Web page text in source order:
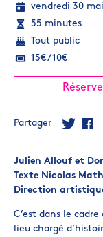
vendredi 30
55 minutes
Tout public
15€ / 10€
Partager
Julien Allouf et
Texte Nicolas
Direction
C’est dans le
lieu chargé